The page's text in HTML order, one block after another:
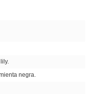
negra.